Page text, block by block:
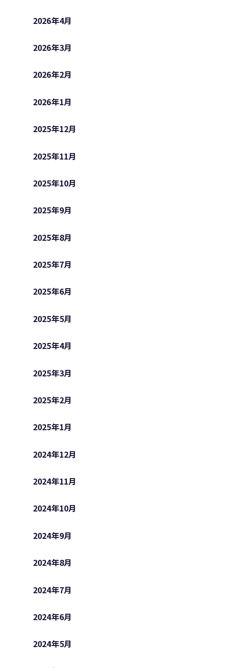
2026年4月
2026年3月
2026年2月
2026年1月
2025年12月
2025年11月
2025年10月
2025年9月
2025年8月
2025年7月
2025年6月
2025年5月
2025年4月
2025年3月
2025年2月
2025年1月
2024年12月
2024年11月
2024年10月
2024年9月
2024年8月
2024年7月
2024年6月
2024年5月